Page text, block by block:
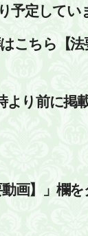
予定してい
こちら【
り前に掲
画】」欄